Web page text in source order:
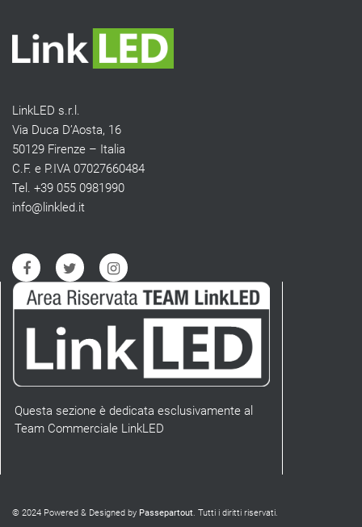
LinkLED s.r.l.
Via Duca D’Aosta, 16
50129 Firenze – Italia
C.F. e P.IVA 07027660484
Tel. +39 055 0981990
info@linkled.it
Questa sezione è dedicata esclusivamente al
Team Commerciale LinkLED
© 2024 Powered & Designed by Passepartout . Tutti i diritti riservati.